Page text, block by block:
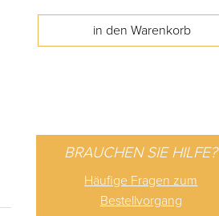
BRAUCHEN SIE HILFE?
Häufige Fragen zum
Bestellvorgang